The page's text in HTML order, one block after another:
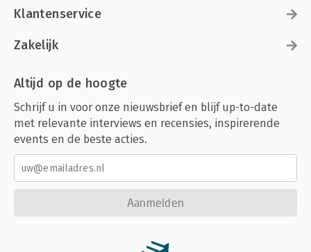
Klantenservice
Zakelijk
Altijd op de hoogte
Schrijf u in voor onze nieuwsbrief en blijf up-to-date
met relevante interviews en recensies, inspirerende
events en de beste acties.
Aanmelden